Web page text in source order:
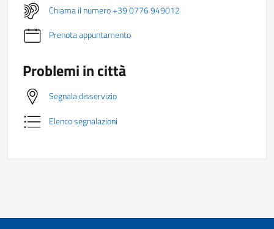
Chiama il numero +39 0776 949012
Prenota appuntamento
Problemi in città
Segnala disservizio
Elenco segnalazioni